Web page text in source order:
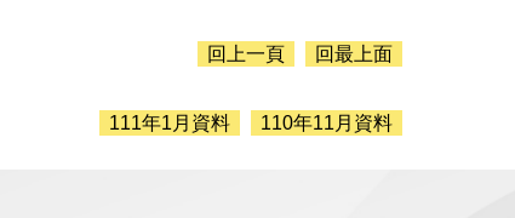
回上一頁 回最上面
111年1月資料 110年11月資料